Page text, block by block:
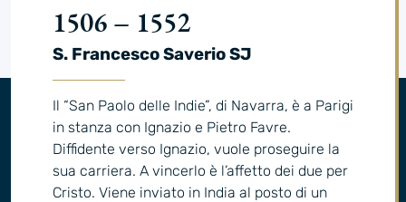
1506 – 1552
S. Francesco Saverio SJ
Il “San Paolo delle Indie”, di Navarra, è a Parigi
in stanza con Ignazio e Pietro Favre.
Diffidente verso Ignazio, vuole proseguire la
sua carriera. A vincerlo è l’affetto dei due per
Cristo. Viene inviato in India al posto di un